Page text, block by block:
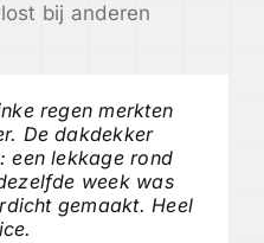
bij anderen
regen merkten
De dakdekker
een lekkage rond
week was
gemaakt. Heel